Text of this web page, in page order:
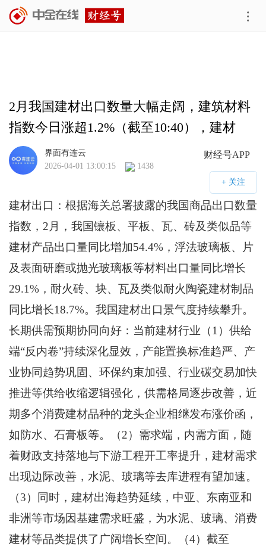
2月我国建材出口数量大幅走阔，建筑材料
指数今日涨超1.2%（截至10:40），建材
ETF易方达(159787)低费率投资工具备受关
注
财经号APP
界面有连云
2026-04-01 13:00:15
1438
建材出口：根据海关总署披露的我国商品出口数量
指数，2月，我国镶板、平板、瓦、砖及类似品等
建材产品出口量同比增加54.4%，浮法玻璃板、片
及表面研磨或抛光玻璃板等材料出口量同比增长
29.1%，耐火砖、块、瓦及类似耐火陶瓷建材制品
同比增长18.7%。我国建材出口景气度持续攀升。
长期供需预期协同向好：当前建材行业（1）供给
端“反内卷”持续深化显效，产能置换标准趋严、产
业协同趋势巩固、环保约束加强、行业碳交易加快
推进等供给收缩逻辑强化，供需格局逐步改善，近
期多个消费建材品种的龙头企业相继发布涨价函，
如防水、石膏板等。（2）需求端，内需方面，随
着财政支持落地与下游工程开工率提升，建材需求
出现边际改善，水泥、玻璃等去库进程有望加速。
（3）同时，建材出海趋势延续，中亚、东南亚和
非洲等市场因基建需求旺盛，为水泥、玻璃、消费
建材等品类提供了广阔增长空间。（4）截至